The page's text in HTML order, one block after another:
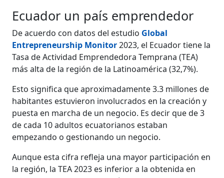
Ecuador un país emprendedor
De acuerdo con datos del estudio Global
Entrepreneurship Monitor2023, el Ecuador tiene la
Tasa de Actividad Emprendedora Temprana (TEA)
más alta de la región de la Latinoamérica (32,7%).
Esto significa que aproximadamente 3.3 millones de
habitantes estuvieron involucrados en la creación y
puesta en marcha de un negocio. Es decir que de 3
de cada 10 adultos ecuatorianos estaban
empezando o gestionando un negocio.
Aunque esta cifra refleja una mayor participación en
la región, la TEA 2023 es inferior a la obtenida en